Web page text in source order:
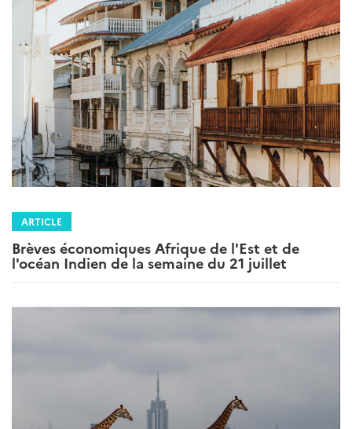
ARTICLE
Brèves économiques Afrique de l'Est et de
l'océan Indien de la semaine du 21 juillet